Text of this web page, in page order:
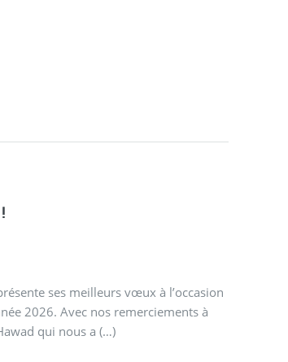
ses meilleurs vœux à l’occasion
2026. Avec nos remerciements à
qui nous a (…)